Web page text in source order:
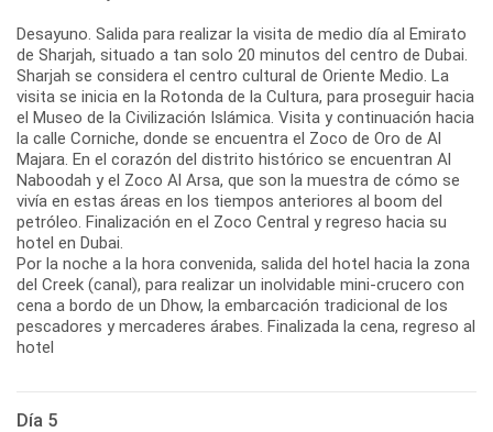
Desayuno. Salida para realizar la visita de medio día al Emirato
de Sharjah, situado a tan solo 20 minutos del centro de Dubai.
Sharjah se considera el centro cultural de Oriente Medio. La
visita se inicia en la Rotonda de la Cultura, para proseguir hacia
el Museo de la Civilización Islámica. Visita y continuación hacia
la calle Corniche, donde se encuentra el Zoco de Oro de Al
Majara. En el corazón del distrito histórico se encuentran Al
Naboodah y el Zoco Al Arsa, que son la muestra de cómo se
vivía en estas áreas en los tiempos anteriores al boom del
petróleo. Finalización en el Zoco Central y regreso hacia su
hotel en Dubai.
Por la noche a la hora convenida, salida del hotel hacia la zona
del Creek (canal), para realizar un inolvidable mini-crucero con
cena a bordo de un Dhow, la embarcación tradicional de los
pescadores y mercaderes árabes. Finalizada la cena, regreso al
hotel
Día 5